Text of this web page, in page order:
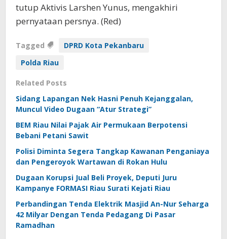
tutup Aktivis Larshen Yunus, mengakhiri
pernyataan persnya. (Red)
Tagged
DPRD Kota Pekanbaru
Polda Riau
Related Posts
Sidang Lapangan Nek Hasni Penuh Kejanggalan,
Muncul Video Dugaan “Atur Strategi”
BEM Riau Nilai Pajak Air Permukaan Berpotensi
Bebani Petani Sawit
Polisi Diminta Segera Tangkap Kawanan Penganiaya
dan Pengeroyok Wartawan di Rokan Hulu
Dugaan Korupsi Jual Beli Proyek, Deputi Juru
Kampanye FORMASI Riau Surati Kejati Riau
Perbandingan Tenda Elektrik Masjid An-Nur Seharga
42 Milyar Dengan Tenda Pedagang Di Pasar
Ramadhan